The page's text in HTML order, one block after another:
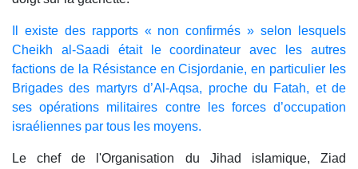
Il existe des rapports « non confirmés » selon lesquels
Cheikh al-Saadi était le coordinateur avec les autres
factions de la Résistance en Cisjordanie, en particulier les
Brigades des martyrs d’Al-Aqsa, proche du Fatah, et de
ses opérations militaires contre les forces d’occupation
israéliennes par tous les moyens.
Le chef de l'Organisation du Jihad islamique, Ziad